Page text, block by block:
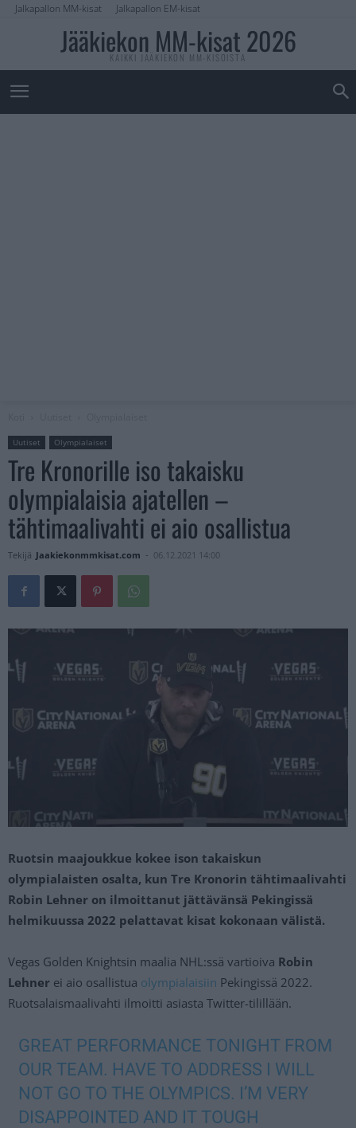
Jalkapallon MM-kisat Jalkapallon EM-kisat
Jääkiekon MM-kisat 2026
KAIKKI JÄÄKIEKON MM-KISOISTA
Uutiset Olympialaiset
Tre Kronorille iso takaisku
olympialaisia ajatellen –
tähtimaalivahti ei aio osallistua
Tekijä Jaakiekonmmkisat.com - 06.12.2021 14:00
Ruotsin maajoukkue kokee ison takaiskun
olympialaisten osalta, kun Tre Kronorin tähtimaalivahti
Robin Lehner on ilmoittanut jättävänsä Pekingissä
helmikuussa 2022 pelattavat kisat kokonaan välistä.
Vegas Golden Knightsin maalia NHL:ssä vartioiva Robin
Lehner ei aio osallistua olympialaisiin Pekingissä 2022.
Ruotsalaismaalivahti ilmoitti asiasta Twitter-tilillään.
GREAT PERFORMANCE TONIGHT FROM
OUR TEAM. HAVE TO ADDRESS I WILL
NOT GO TO THE OLYMPICS. I’M VERY
DISAPPOINTED AND IT TOUGH